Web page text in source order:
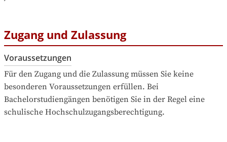
Zugang und Zulassung
Voraussetzungen
Für den Zugang und die Zulassung müssen Sie keine
besonderen Voraussetzungen erfüllen. Bei
Bachelorstudiengängen benötigen Sie in der Regel eine
schulische Hochschulzugangsberechtigung.